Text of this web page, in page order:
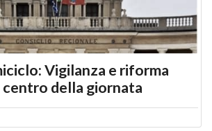
Vigilanza e riforma
della giornata